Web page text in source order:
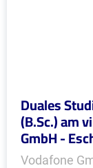
Duales
(B.Sc.) am
GmbH -
Vodafone